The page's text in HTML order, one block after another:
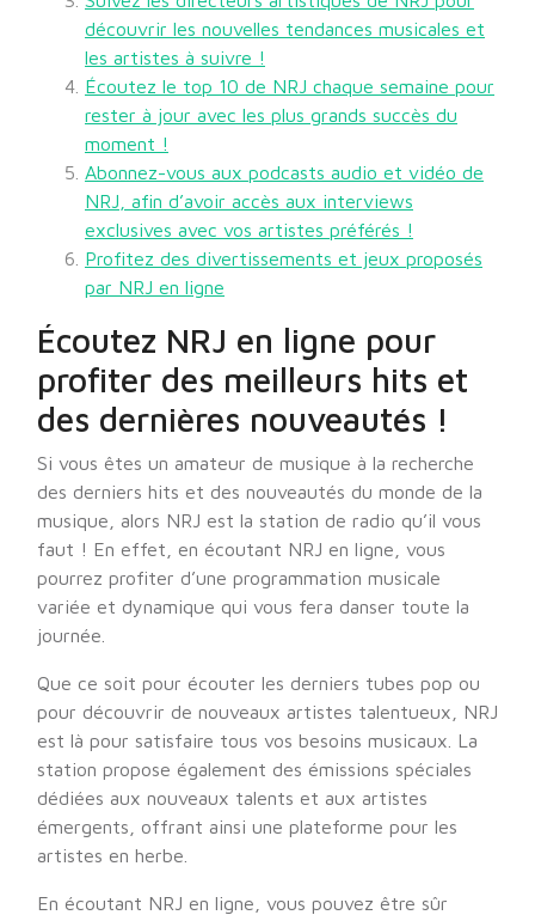
découvrir les nouvelles tendances musicales et
les artistes à suivre !
Écoutez le top 10 de NRJ chaque semaine pour
rester à jour avec les plus grands succès du
moment !
Abonnez-vous aux podcasts audio et vidéo de
NRJ, afin d’avoir accès aux interviews
exclusives avec vos artistes préférés !
Profitez des divertissements et jeux proposés
par NRJ en ligne
Écoutez NRJ en ligne pour
profiter des meilleurs hits et
des dernières nouveautés !
Si vous êtes un amateur de musique à la recherche
des derniers hits et des nouveautés du monde de la
musique, alors NRJ est la station de radio qu’il vous
faut ! En effet, en écoutant NRJ en ligne, vous
pourrez profiter d’une programmation musicale
variée et dynamique qui vous fera danser toute la
journée.
Que ce soit pour écouter les derniers tubes pop ou
pour découvrir de nouveaux artistes talentueux, NRJ
est là pour satisfaire tous vos besoins musicaux. La
station propose également des émissions spéciales
dédiées aux nouveaux talents et aux artistes
émergents, offrant ainsi une plateforme pour les
artistes en herbe.
En écoutant NRJ en ligne, vous pouvez être sûr